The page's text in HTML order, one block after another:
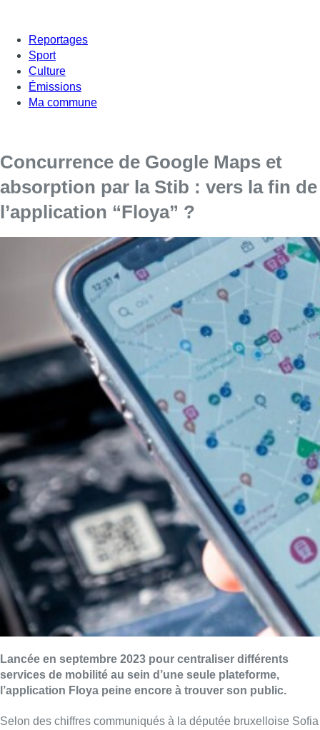
Reportages
Sport
Culture
Émissions
Ma commune
Concurrence de Google Maps et
absorption par la Stib : vers la fin de
l’application “Floya” ?
Lancée en septembre 2023 pour centraliser différents
services de mobilité au sein d’une seule plateforme,
l’application Floya peine encore à trouver son public.
Selon des chiffres communiqués à la députée bruxelloise Sofia